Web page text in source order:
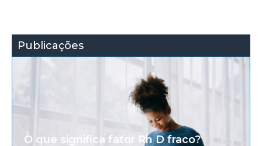
Publicações
O que significa fator Rh D fraco?